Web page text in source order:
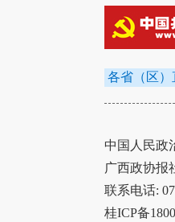
中国人民政
广西政协报
联系电话:
桂ICP备